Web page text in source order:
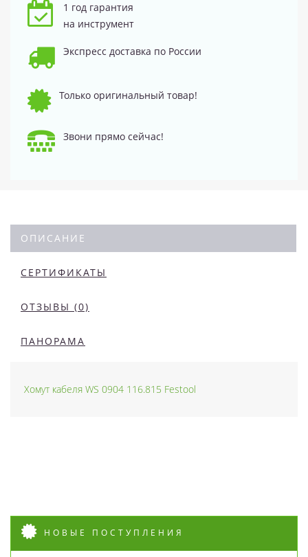
1 год гарантия
на инструмент
Экспресс доставка по России
Только оригинальный товар!
Звони прямо сейчас!
ОПИСАНИЕ
СЕРТИФИКАТЫ
ОТЗЫВЫ (0)
ПАНОРАМА
Хомут кабеля WS 0904 116.815 Festool
НОВЫЕ ПОСТУПЛЕНИЯ